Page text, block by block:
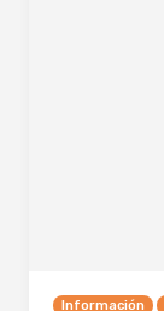
Información